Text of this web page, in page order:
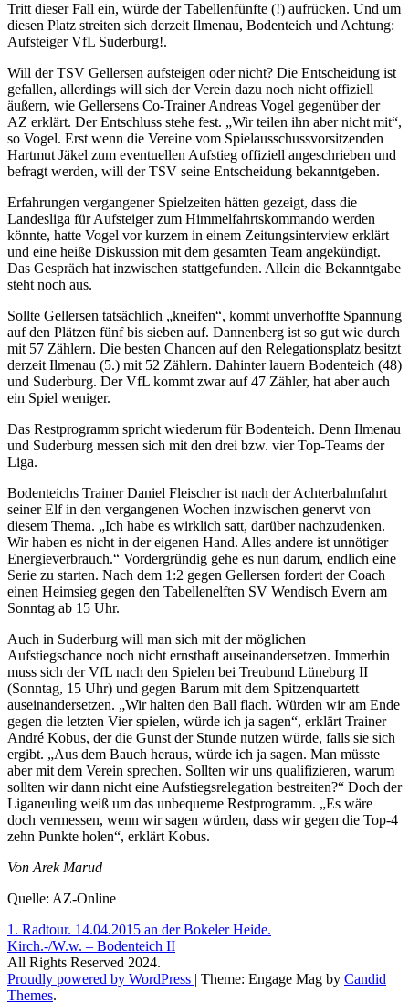
Tritt dieser Fall ein, würde der Tabellenfünfte (!) aufrücken. Und um
diesen Platz streiten sich derzeit Ilmenau, Bodenteich und Achtung:
Aufsteiger VfL Suderburg!.
Will der TSV Gellersen aufsteigen oder nicht? Die Entscheidung ist
gefallen, allerdings will sich der Verein dazu noch nicht offiziell
äußern, wie Gellersens Co-Trainer Andreas Vogel gegenüber der
AZ erklärt. Der Entschluss stehe fest. „Wir teilen ihn aber nicht mit“,
so Vogel. Erst wenn die Vereine vom Spielausschussvorsitzenden
Hartmut Jäkel zum eventuellen Aufstieg offiziell angeschrieben und
befragt werden, will der TSV seine Entscheidung bekanntgeben.
Erfahrungen vergangener Spielzeiten hätten gezeigt, dass die
Landesliga für Aufsteiger zum Himmelfahrtskommando werden
könnte, hatte Vogel vor kurzem in einem Zeitungsinterview erklärt
und eine heiße Diskussion mit dem gesamten Team angekündigt.
Das Gespräch hat inzwischen stattgefunden. Allein die Bekanntgabe
steht noch aus.
Sollte Gellersen tatsächlich „kneifen“, kommt unverhoffte Spannung
auf den Plätzen fünf bis sieben auf. Dannenberg ist so gut wie durch
mit 57 Zählern. Die besten Chancen auf den Relegationsplatz besitzt
derzeit Ilmenau (5.) mit 52 Zählern. Dahinter lauern Bodenteich (48)
und Suderburg. Der VfL kommt zwar auf 47 Zähler, hat aber auch
ein Spiel weniger.
Das Restprogramm spricht wiederum für Bodenteich. Denn Ilmenau
und Suderburg messen sich mit den drei bzw. vier Top-Teams der
Liga.
Bodenteichs Trainer Daniel Fleischer ist nach der Achterbahnfahrt
seiner Elf in den vergangenen Wochen inzwischen genervt von
diesem Thema. „Ich habe es wirklich satt, darüber nachzudenken.
Wir haben es nicht in der eigenen Hand. Alles andere ist unnötiger
Energieverbrauch.“ Vordergründig gehe es nun darum, endlich eine
Serie zu starten. Nach dem 1:2 gegen Gellersen fordert der Coach
einen Heimsieg gegen den Tabellenelften SV Wendisch Evern am
Sonntag ab 15 Uhr.
Auch in Suderburg will man sich mit der möglichen
Aufstiegschance noch nicht ernsthaft auseinandersetzen. Immerhin
muss sich der VfL nach den Spielen bei Treubund Lüneburg II
(Sonntag, 15 Uhr) und gegen Barum mit dem Spitzenquartett
auseinandersetzen. „Wir halten den Ball flach. Würden wir am Ende
gegen die letzten Vier spielen, würde ich ja sagen“, erklärt Trainer
André Kobus, der die Gunst der Stunde nutzen würde, falls sie sich
ergibt. „Aus dem Bauch heraus, würde ich ja sagen. Man müsste
aber mit dem Verein sprechen. Sollten wir uns qualifizieren, warum
sollten wir dann nicht eine Aufstiegsrelegation bestreiten?“ Doch der
Liganeuling weiß um das unbequeme Restprogramm. „Es wäre
doch vermessen, wenn wir sagen würden, dass wir gegen die Top-4
zehn Punkte holen“, erklärt Kobus.
Von Arek Marud
Quelle: AZ-Online
Beitragsnavigation
1. Radtour. 14.04.2015 an der Bokeler Heide.
Kirch.-/W.w. – Bodenteich II
All Rights Reserved 2024.
Proudly powered by WordPress | Theme: Engage Mag by Candid
Themes.